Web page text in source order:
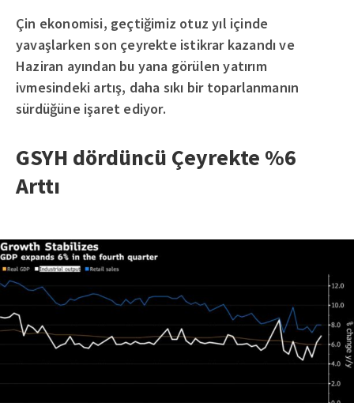
Çin ekonomisi, geçtiğimiz otuz yıl içinde
yavaşlarken son çeyrekte istikrar kazandı ve
Haziran ayından bu yana görülen yatırım
ivmesindeki artış, daha sıkı bir toparlanmanın
sürdüğüne işaret ediyor.
GSYH dördüncü Çeyrekte %6
Arttı